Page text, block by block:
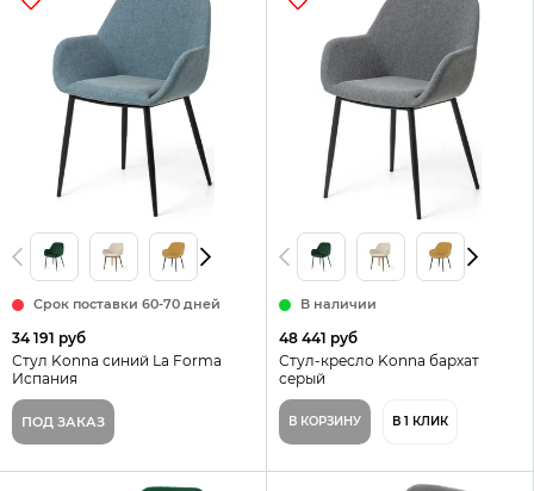
Срок поставки 60-70 дней
34 191 руб
Стул Konna синий La Forma
Испания
ПОД ЗАКАЗ
В наличии
48 441 руб
Стул-кресло Konna бархат
серый
В КОРЗИНУ В 1 КЛИК